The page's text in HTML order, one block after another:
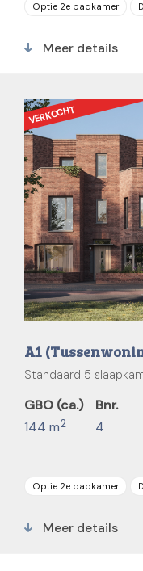
Optie 2e badkamer
Meer details
VERKOCHT
A1
Standaard 5
GBO (ca.)
144 m2
Bnr.
4
Optie 2e badkamer
Meer details